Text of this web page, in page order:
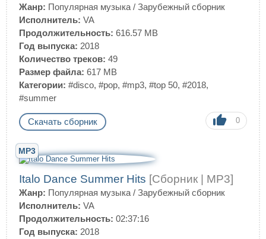
Жанр: Популярная музыка / Зарубежный сборник
Исполнитель: VA
Продолжительность: 616.57 MB
Год выпуска: 2018
Количество треков: 49
Размер файла: 617 MB
Категории: #disco, #pop, #mp3, #top 50, #2018,
#summer
Скачать сборник 0
MP3
Italo Dance Summer Hits [Сборник | MP3]
Жанр: Популярная музыка / Зарубежный сборник
Исполнитель: VA
Продолжительность: 02:37:16
Год выпуска: 2018